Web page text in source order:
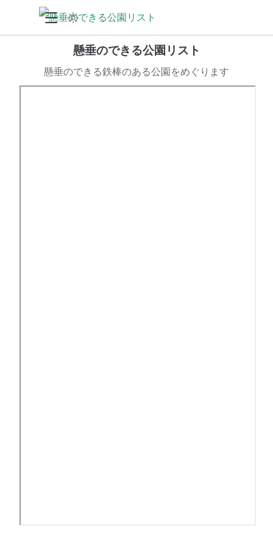
懸垂のできる公園リスト
懸垂のできる鉄棒のある公園をめぐります